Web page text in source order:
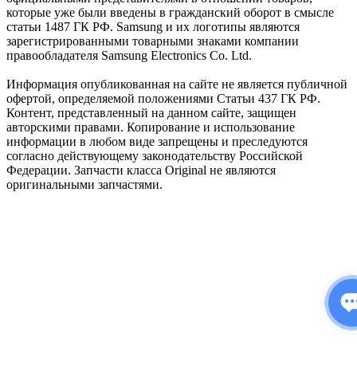
которые уже были введены в гражданский оборот в смысле
статьи 1487 ГК РФ. Samsung и их логотипы являются
зарегистрированными товарными знаками компании
правообладателя Samsung Electronics Co. Ltd.
Информация опубликованная на сайте не является публичной
офертой, определяемой положениями Статьи 437 ГК РФ.
Контент, представленный на данном сайте, защищен
авторскими правами. Копирование и использование
информации в любом виде запрещены и преследуются
согласно действующему законодательству Российской
Федерации. Запчасти класса Original не являются
оригинальными запчастями.